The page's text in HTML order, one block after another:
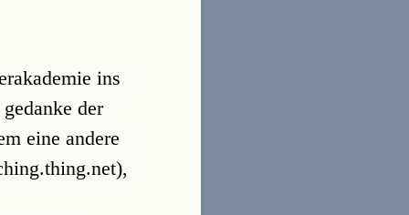
ins
der
eine andere